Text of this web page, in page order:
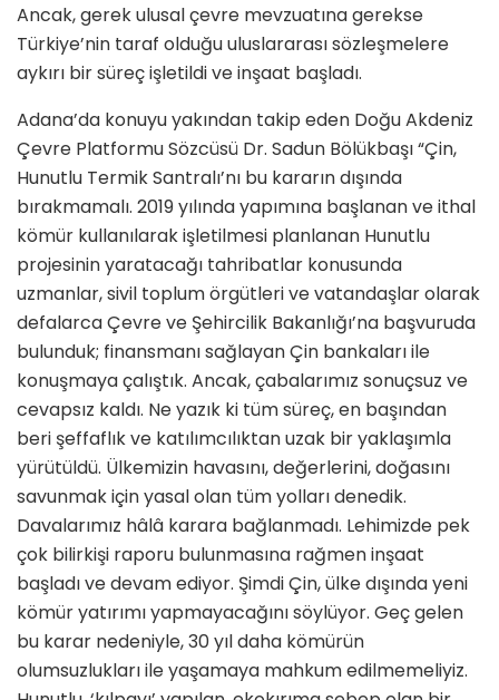
Ancak, gerek ulusal çevre mevzuatına gerekse
Türkiye’nin taraf olduğu uluslararası sözleşmelere
aykırı bir süreç işletildi ve inşaat başladı.
Adana’da konuyu yakından takip eden Doğu Akdeniz
Çevre Platformu Sözcüsü Dr. Sadun Bölükbaşı “Çin,
Hunutlu Termik Santralı’nı bu kararın dışında
bırakmamalı. 2019 yılında yapımına başlanan ve ithal
kömür kullanılarak işletilmesi planlanan Hunutlu
projesinin yaratacağı tahribatlar konusunda
uzmanlar, sivil toplum örgütleri ve vatandaşlar olarak
defalarca Çevre ve Şehircilik Bakanlığı’na başvuruda
bulunduk; finansmanı sağlayan Çin bankaları ile
konuşmaya çalıştık. Ancak, çabalarımız sonuçsuz ve
cevapsız kaldı. Ne yazık ki tüm süreç, en başından
beri şeffaflık ve katılımcılıktan uzak bir yaklaşımla
yürütüldü. Ülkemizin havasını, değerlerini, doğasını
savunmak için yasal olan tüm yolları denedik.
Davalarımız hâlâ karara bağlanmadı. Lehimizde pek
çok bilirkişi raporu bulunmasına rağmen inşaat
başladı ve devam ediyor. Şimdi Çin, ülke dışında yeni
kömür yatırımı yapmayacağını söylüyor. Geç gelen
bu karar nedeniyle, 30 yıl daha kömürün
olumsuzlukları ile yaşamaya mahkum edilmemeliyiz.